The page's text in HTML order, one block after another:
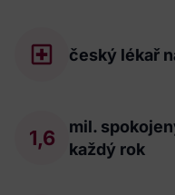
český lékař
1,6
mil.
každý rok